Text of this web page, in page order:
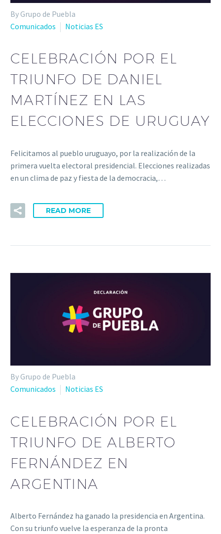
By Grupo de Puebla
Comunicados
Noticias ES
CELEBRACIÓN POR EL
TRIUNFO DE DANIEL
MARTÍNEZ EN LAS
ELECCIONES DE URUGUAY
Felicitamos al pueblo uruguayo, por la realización de la
primera vuelta electoral presidencial. Elecciones realizadas
en un clima de paz y fiesta de la democracia,…
READ MORE
By Grupo de Puebla
Comunicados
Noticias ES
CELEBRACIÓN POR EL
TRIUNFO DE ALBERTO
FERNÁNDEZ EN
ARGENTINA
Alberto Fernández ha ganado la presidencia en Argentina.
Con su triunfo vuelve la esperanza de la pronta